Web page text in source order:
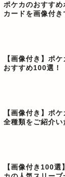
ポケカのおすすめ
カードを画像付き
【画像付き】ポ
おすすめ100選！
【画像付き】ポ
全種類をご紹介い
【画像付き100